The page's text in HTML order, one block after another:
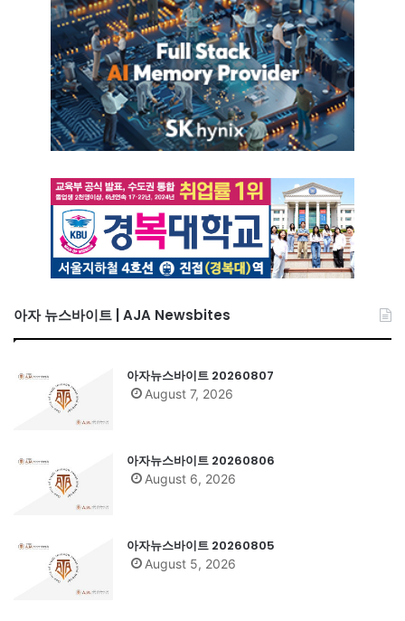
아자 뉴스바이트 | AJA Newsbites
아자뉴스바이트 20260807
August 7, 2026
아자뉴스바이트 20260806
August 6, 2026
아자뉴스바이트 20260805
August 5, 2026